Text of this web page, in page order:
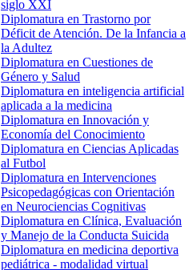
siglo XXI
Diplomatura en Trastorno por
Déficit de Atención. De la Infancia a
la Adultez
Diplomatura en Cuestiones de
Género y Salud
Diplomatura en inteligencia artificial
aplicada a la medicina
Diplomatura en Innovación y
Economía del Conocimiento
Diplomatura en Ciencias Aplicadas
al Futbol
Diplomatura en Intervenciones
Psicopedagógicas con Orientación
en Neurociencias Cognitivas
Diplomatura en Clínica, Evaluación
y Manejo de la Conducta Suicida
Diplomatura en medicina deportiva
pediátrica - modalidad virtual